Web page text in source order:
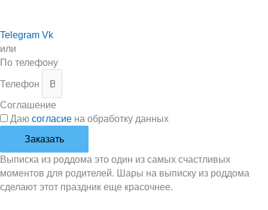
Telegram Vk
или
По телефону
Телефон
Соглашение
Даю согласие на обработку данных
Заказать
Выписка из роддома это один из самых счастливых
моментов для родителей. Шары на выписку из роддома
сделают этот праздник еще красочнее.